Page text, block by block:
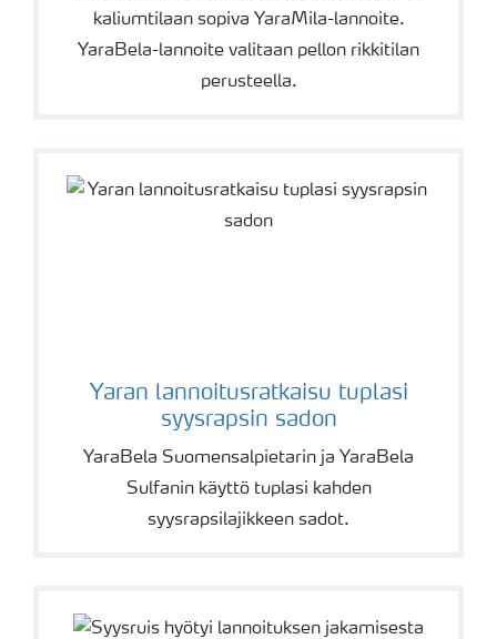
kaliumtilaan sopiva YaraMila-lannoite.
YaraBela-lannoite valitaan pellon rikkitilan
perusteella.
Yaran lannoitusratkaisu tuplasi
syysrapsin sadon
YaraBela Suomensalpietarin ja YaraBela
Sulfanin käyttö tuplasi kahden
syysrapsilajikkeen sadot.